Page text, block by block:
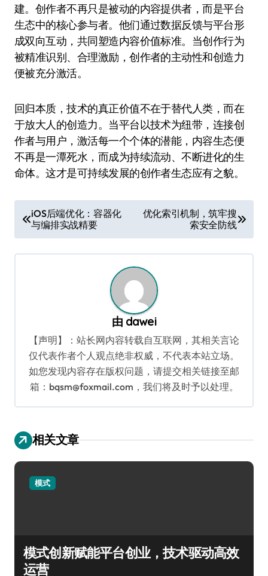
建。创作者不再只是被动的内容提供者，而是平台
生态中的核心参与者。他们通过数据反馈与平台形
成双向互动，共同塑造内容价值标准。当创作行为
被精准识别、合理激励，创作者的主动性和创造力
便被充分激活。
回归本质，技术的真正价值不在于替代人类，而在
于放大人的创造力。当平台以技术为纽带，连接创
作者与用户，激活每一个个体的潜能，内容生态便
不再是一潭死水，而成为持续流动、不断进化的生
命体。这才是可持续发展的创作者生态应有之貌。
章
导
iOS后端优化：容器化
与编排实战精要
优化索引机制，筑牢搜
索安全防线
由 dawei
【声明】：站长网内容转载自互联网，其相关言论
仅代表作者个人观点绝非权威，不代表本站立场。
如您发现内容存在版权问题，请提交相关链接至邮
箱：bqsm@foxmail.com，我们将及时予以处理。
相关文章
模式
模式创新赋能平台创业，技术驱动高效
运营